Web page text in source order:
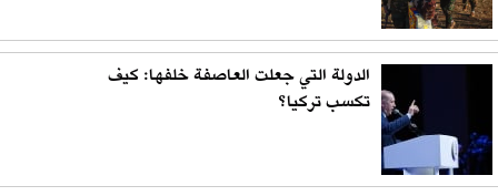
الدولة التي جعلت العاصفة خلفها: كيف
تكسب تركيا؟